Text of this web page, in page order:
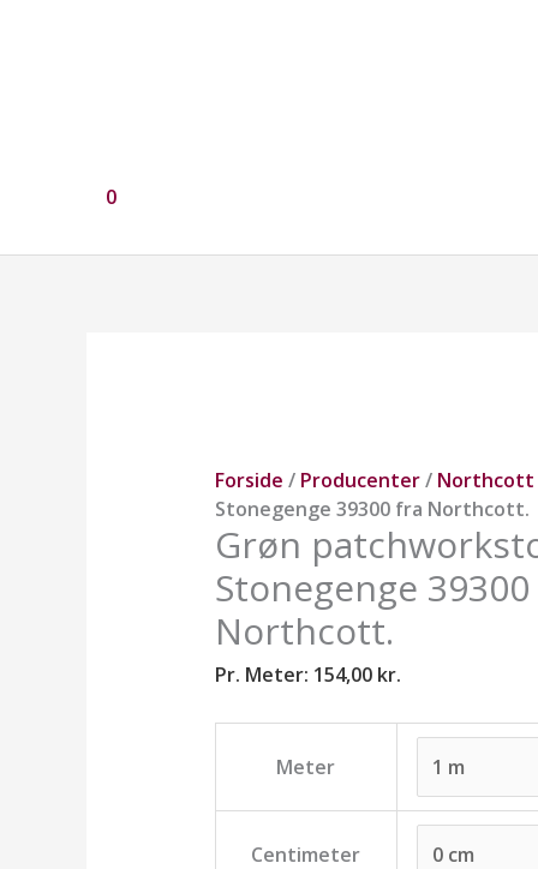
0
Forside / Producenter/ Northcott
Stonegenge 39300 fra Northcott.
Grøn
Stonegenge
Northcott.
Pr. Meter: 154,00 kr.
Meter
Centimeter
Northcott.
antal